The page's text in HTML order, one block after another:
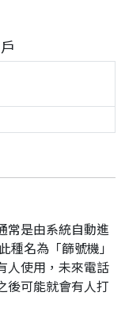
常是由系統自動進
種名為「篩號機」
人使用，未來電話
後可能就會有人打